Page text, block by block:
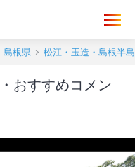
島根県 松江・玉造・島根半島
おすすめコメン